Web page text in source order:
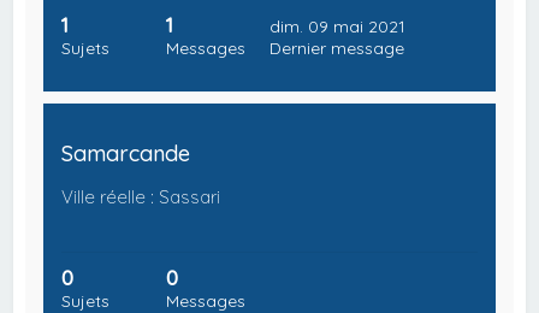
1
Sujets
1
Messages
dim. 09 mai 2021
Dernier message
Samarcande
Ville réelle : Sassari
0
Sujets
0
Messages